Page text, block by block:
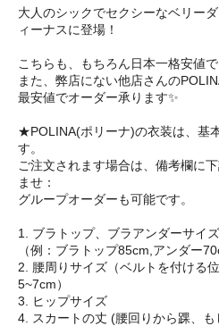
大人のシックでセクシーなベリー
ィーナスに登場！
こちらも、もちろん日本一格安値
また、弊店にない他店さんの
最安値でオーダー承ります✨
★POLINA(ポリーナ)の衣装は、基
す。
ご注文されます場合は、備考欄に
ませ：
グループオーダーも可能です。
1. ブラトップ、ブラアンダーサイ
（例：ブラトップ85cm,アンダー
2. 腰周りサイズ（ベルトを付ける
5~7cm）
3. ヒップサイズ
4. スカートの丈 (腰回りから踝、